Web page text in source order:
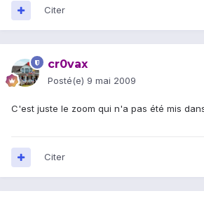
Citer
cr0vax
Posté(e) 9 mai 2009
C'est juste le zoom qui n'a pas été mis
Citer